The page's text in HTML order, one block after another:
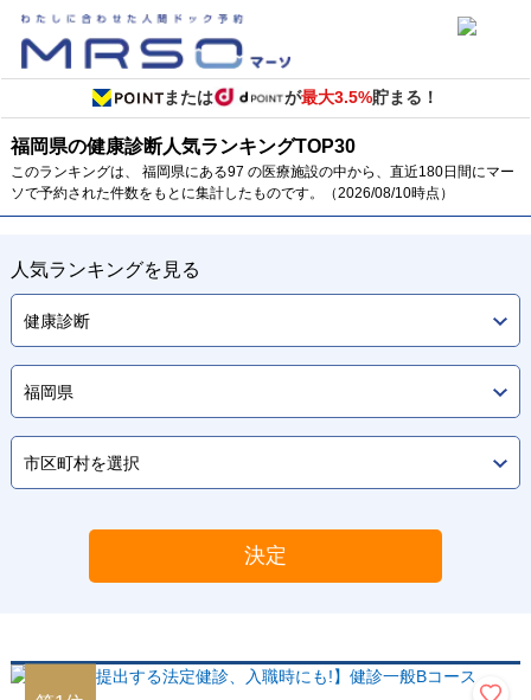
または が最大3.5%貯まる！
福岡県の健康診断人気ランキングTOP30
このランキングは、 福岡県にある97 の医療施設の中から、直近180日間にマー
ソで予約された件数をもとに集計したものです。（2026/08/10時点）
人気ランキングを見る
決定